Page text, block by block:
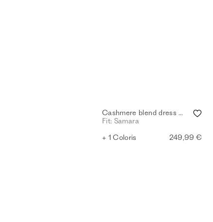
Cashmere blend dress - mink mel.
Fit: Samara
+ 1 Coloris
249,99 €